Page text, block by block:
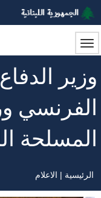
تجاوز
إلى
المحتوى
الرئيسي
وزير
الفرنسي
المسلحة
مسار
الرئيسية الاعلام